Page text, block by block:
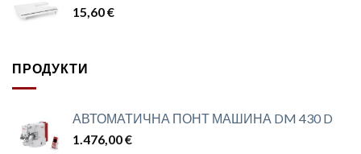
15,60€
ПРОДУКТИ
АВТОМАТИЧНА ПОНТ МАШИНА DM 430 D
1.476,00€